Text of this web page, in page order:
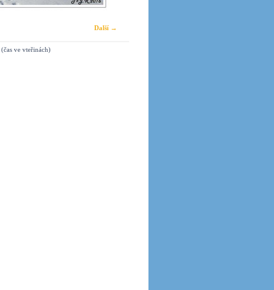
Další →
(čas ve vteřinách)